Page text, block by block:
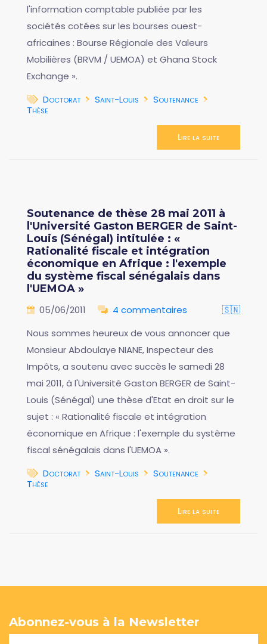
l'information comptable publiée par les
sociétés cotées sur les bourses ouest-
africaines : Bourse Régionale des Valeurs
Mobilières (BRVM / UEMOA) et Ghana Stock
Exchange ».
Doctorat
Saint-Louis
Soutenance
Thèse
Lire la suite
Soutenance de thèse 28 mai 2011 à
l'Université Gaston BERGER de Saint-
Louis (Sénégal) intitulée : «
Rationalité fiscale et intégration
économique en Afrique : l'exemple
du système fiscal sénégalais dans
l'UEMOA »
05/06/2011 4 commentaires
🇸🇳
Nous sommes heureux de vous annoncer que
Monsieur Abdoulaye NIANE, Inspecteur des
Impôts, a soutenu avec succès le samedi 28
mai 2011, à l'Université Gaston BERGER de Saint-
Louis (Sénégal) une thèse d'Etat en droit sur le
sujet : « Rationalité fiscale et intégration
économique en Afrique : l'exemple du système
fiscal sénégalais dans l'UEMOA ».
Doctorat
Saint-Louis
Soutenance
Thèse
Lire la suite
Abonnez-vous à la Newsletter